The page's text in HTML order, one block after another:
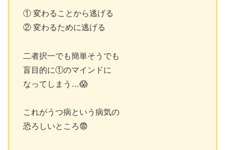
① 変わることから逃げる
② 変わるために逃げる
二者択一でも簡単そうでも
盲目的に①のマインドに
なってしまう…😱
これがうつ病という病気の
恐ろしいところ😨